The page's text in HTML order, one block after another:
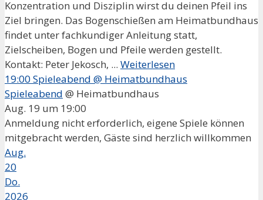
Konzentration und Disziplin wirst du deinen Pfeil ins
Ziel bringen. Das Bogenschießen am Heimatbundhaus
findet unter fachkundiger Anleitung statt,
Zielscheiben, Bogen und Pfeile werden gestellt.
Kontakt: Peter Jekosch, ... Weiterlesen
19:00 Spieleabend @ Heimatbundhaus
Spieleabend @ Heimatbundhaus
Aug. 19 um 19:00
Anmeldung nicht erforderlich, eigene Spiele können
mitgebracht werden, Gäste sind herzlich willkommen
Aug.
20
Do.
2026